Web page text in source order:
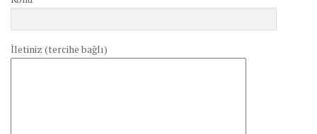
İletiniz (tercihe bağlı)